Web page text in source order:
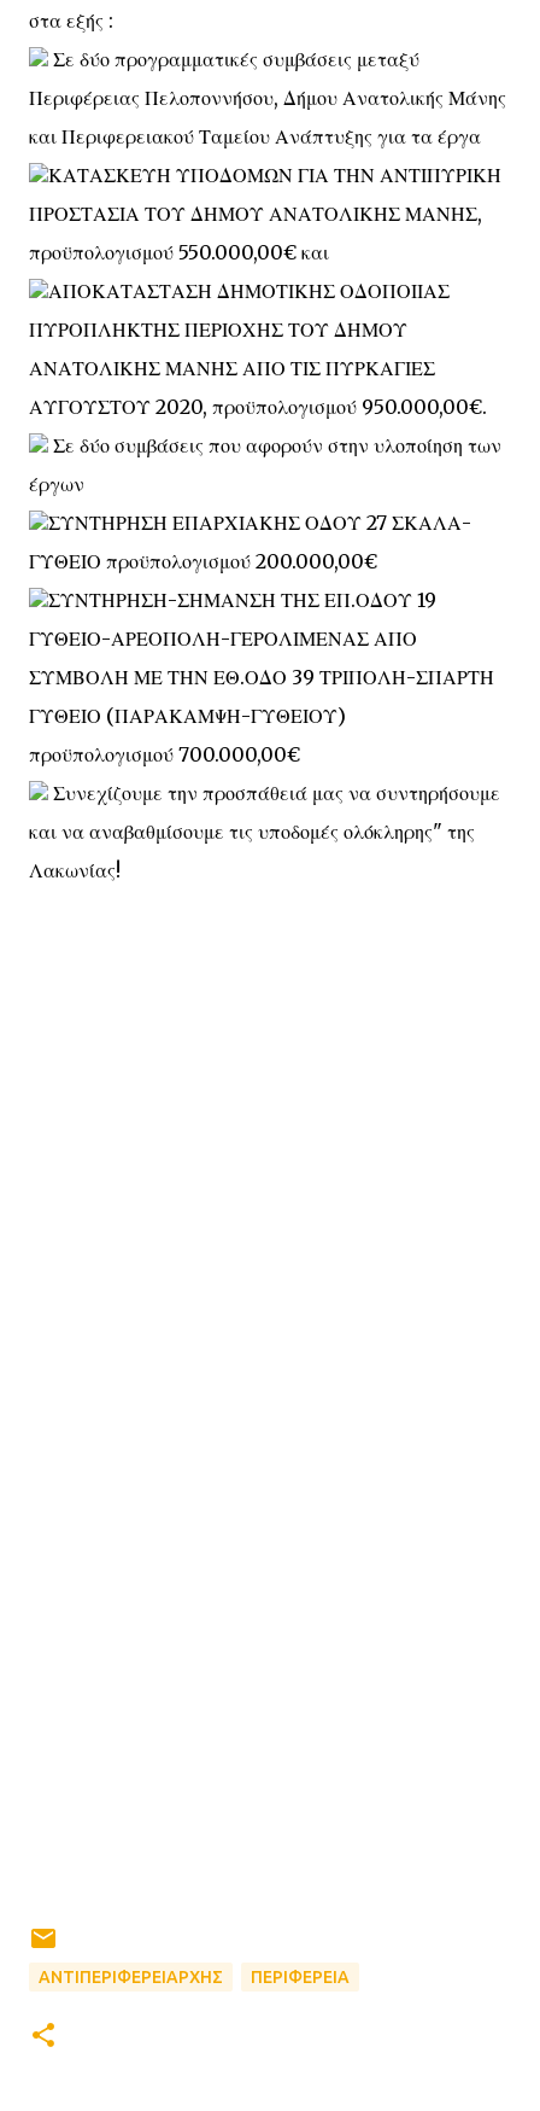
στα εξής :
Σε δύο προγραμματικές συμβάσεις μεταξύ
Περιφέρειας Πελοποννήσου, Δήμου Ανατολικής Μάνης
και Περιφερειακού Ταμείου Ανάπτυξης για τα έργα
ΚΑΤΑΣΚΕΥΗ ΥΠΟΔΟΜΩΝ ΓΙΑ ΤΗΝ ΑΝΤΙΠΥΡΙΚΗ
ΠΡΟΣΤΑΣΙΑ ΤΟΥ ΔΗΜΟΥ ΑΝΑΤΟΛΙΚΗΣ ΜΑΝΗΣ,
προϋπολογισμού 550.000,00€ και
ΑΠΟΚΑΤΑΣΤΑΣΗ ΔΗΜΟΤΙΚΗΣ ΟΔΟΠΟΙΙΑΣ
ΠΥΡΟΠΛΗΚΤΗΣ ΠΕΡΙΟΧΗΣ ΤΟΥ ΔΗΜΟΥ
ΑΝΑΤΟΛΙΚΗΣ ΜΑΝΗΣ ΑΠΟ ΤΙΣ ΠΥΡΚΑΓΙΕΣ
ΑΥΓΟΥΣΤΟΥ 2020, προϋπολογισμού 950.000,00€.
Σε δύο συμβάσεις που αφορούν στην υλοποίηση των
έργων
ΣΥΝΤΗΡΗΣΗ ΕΠΑΡΧΙΑΚΗΣ ΟΔΟΥ 27 ΣΚΑΛΑ-
ΓΥΘΕΙΟ προϋπολογισμού 200.000,00€
ΣΥΝΤΗΡΗΣΗ-ΣΗΜΑΝΣΗ ΤΗΣ ΕΠ.ΟΔΟΥ 19
ΓΥΘΕΙΟ-ΑΡΕΟΠΟΛΗ-ΓΕΡΟΛΙΜΕΝΑΣ ΑΠΟ
ΣΥΜΒΟΛΗ ΜΕ ΤΗΝ ΕΘ.ΟΔΟ 39 ΤΡΙΠΟΛΗ-ΣΠΑΡΤΗ
ΓΥΘΕΙΟ (ΠΑΡΑΚΑΜΨΗ-ΓΥΘΕΙΟΥ)
προϋπολογισμού 700.000,00€
Συνεχίζουμε την προσπάθειά μας να συντηρήσουμε
και να αναβαθμίσουμε τις υποδομές ολόκληρης" της
Λακωνίας!
ΑΝΤΙΠΕΡΙΦΕΡΕΙΑΡΧΗΣ ΠΕΡΙΦΕΡΕΙΑ